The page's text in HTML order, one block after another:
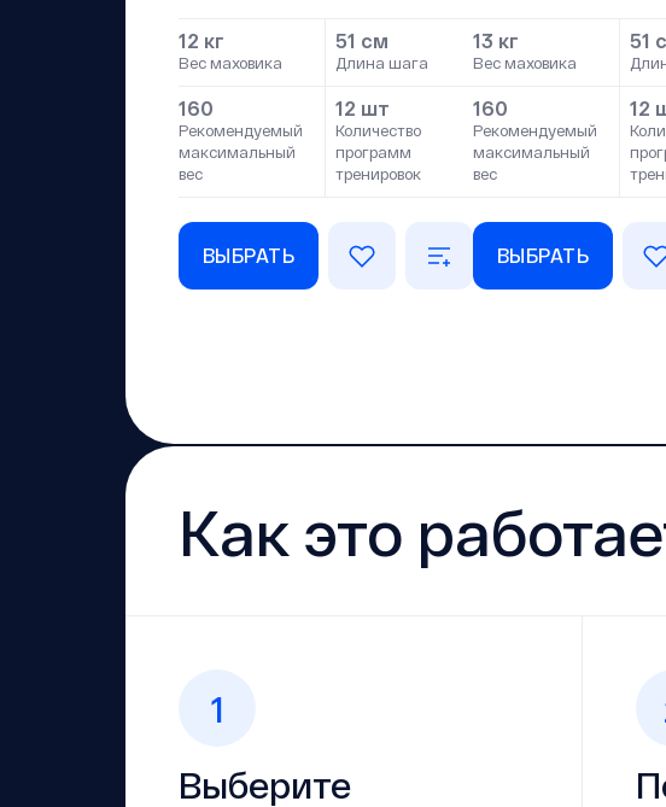
12 кг
Вес маховика
51 см
Длина шага
160
Рекомендуемый
максимальный
вес
12 шт
Количество
программ
тренировок
ВЫБРАТЬ
13 кг
Вес маховика
51
160
Рекомендуемый
максимальный
вес
12
ВЫБРАТЬ
Как это
1
Выберите